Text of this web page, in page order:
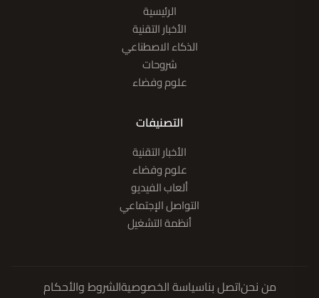
الرئيسية
الأخبار التقنية
الذكاء الاصطناعي
شروحات
علوم وفضاء
التصنيفات
الأخبار التقنية
علوم وفضاء
ألعاب الفيديو
التواصل الإجتماعي
أنظمة التشغيل
من نحناتصل بناسياسة الخصوصيةالشروط والأحكام